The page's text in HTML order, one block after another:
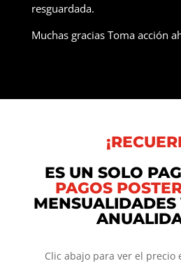
resguardada.
Muchas gracias Toma acción
ES UN SOLO
PAGOS
MENSUALIDADES
Clic abajo para ver el precio